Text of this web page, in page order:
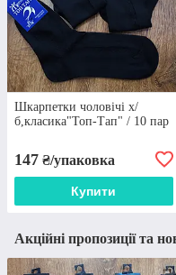
Шкарпетки чоловічі х/
б,класика"Топ-Тап" / 10 пар
147 ₴/упаковка
Купити
Акційні пропозиції та